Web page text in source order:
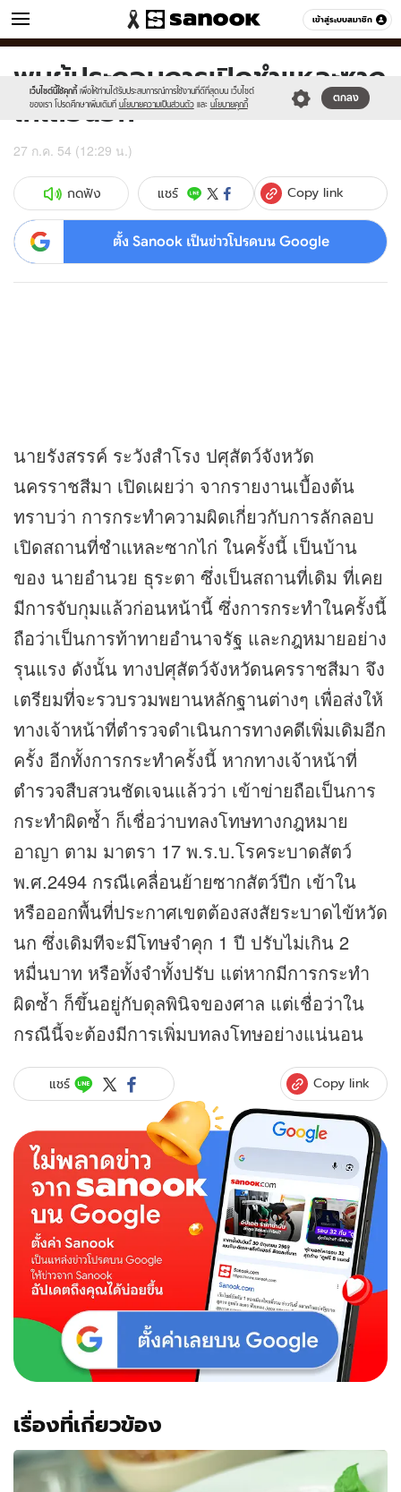
เข้าสู่ระบบสมาชิก
ข่าว หมวดอื่นๆ
เว็บไซต์นี้ใช้คุกกี้ เพื่อให้ท่านได้รับประสบการณ์การใช้งานที่ดีที่สุดบน เว็บไซต์
ของเรา โปรดศึกษาเพิ่มเติมที่ นโยบายความเป็นส่วนตัว และ นโยบายคุกกี้
ตกลง
Sanook
//s.isanook.com/sr/0/images/logo-
new-
sanook.png
600
60
พบผู้ประกอบการเปิดชำแหละซาก
ไก่เถื่อนอีก
27 ก.ค. 54 (12:29 น.)
กดฟัง แชร์ Copy link
ตั้ง Sanook เป็นข่าวโปรดบน Google
นายรังสรรค์ ระวังสำโรง ปศุสัตว์จังหวัด
นครราชสีมา เปิดเผยว่า จากรายงานเบื้องต้น
ทราบว่า การกระทำความผิดเกี่ยวกับการลักลอบ
เปิดสถานที่ชำแหละซากไก่ ในครั้งนี้ เป็นบ้าน
ของ นายอำนวย ธุระตา ซึ่งเป็นสถานที่เดิม ที่เคย
มีการจับกุมแล้วก่อนหน้านี้ ซึ่งการกระทำในครั้งนี้
ถือว่าเป็นการท้าทายอำนาจรัฐ และกฎหมายอย่าง
รุนแรง ดังนั้น ทางปศุสัตว์จังหวัดนครราชสีมา จึง
เตรียมที่จะรวบรวมพยานหลักฐานต่างๆ เพื่อส่งให้
ทางเจ้าหน้าที่ตำรวจดำเนินการทางคดีเพิ่มเดิมอีก
ครั้ง อีกทั้งการกระทำครั้งนี้ หากทางเจ้าหน้าที่
ตำรวจสืบสวนชัดเจนแล้วว่า เข้าข่ายถือเป็นการ
กระทำผิดซ้ำ ก็เชื่อว่าบทลงโทษทางกฎหมาย
อาญา ตาม มาตรา 17 พ.ร.บ.โรคระบาดสัตว์
พ.ศ.2494 กรณีเคลื่อนย้ายซากสัตว์ปีก เข้าใน
หรือออกพื้นที่ประกาศเขตต้องสงสัยระบาดไข้หวัด
นก ซึ่งเดิมทีจะมีโทษจำคุก 1 ปี ปรับไม่เกิน 2
หมื่นบาท หรือทั้งจำทั้งปรับ แต่หากมีการกระทำ
ผิดซ้ำ ก็ขึ้นอยู่กับดุลพินิจของศาล แต่เชื่อว่าใน
กรณีนี้จะต้องมีการเพิ่มบทลงโทษอย่างแน่นอน
แชร์ Copy link
เรื่องที่เกี่ยวข้อง